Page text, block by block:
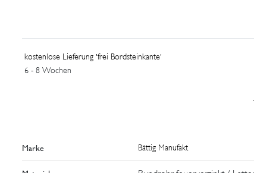
oder als frei stehendes Möbel: Die Bank sorgt für
Wähle die schmalen Kunststoff-Lättli in einer der vielen
kostenlose Lieferung 'frei Bordsteinkante'
6 - 8 Wochen
Marke Bättig Manufakt